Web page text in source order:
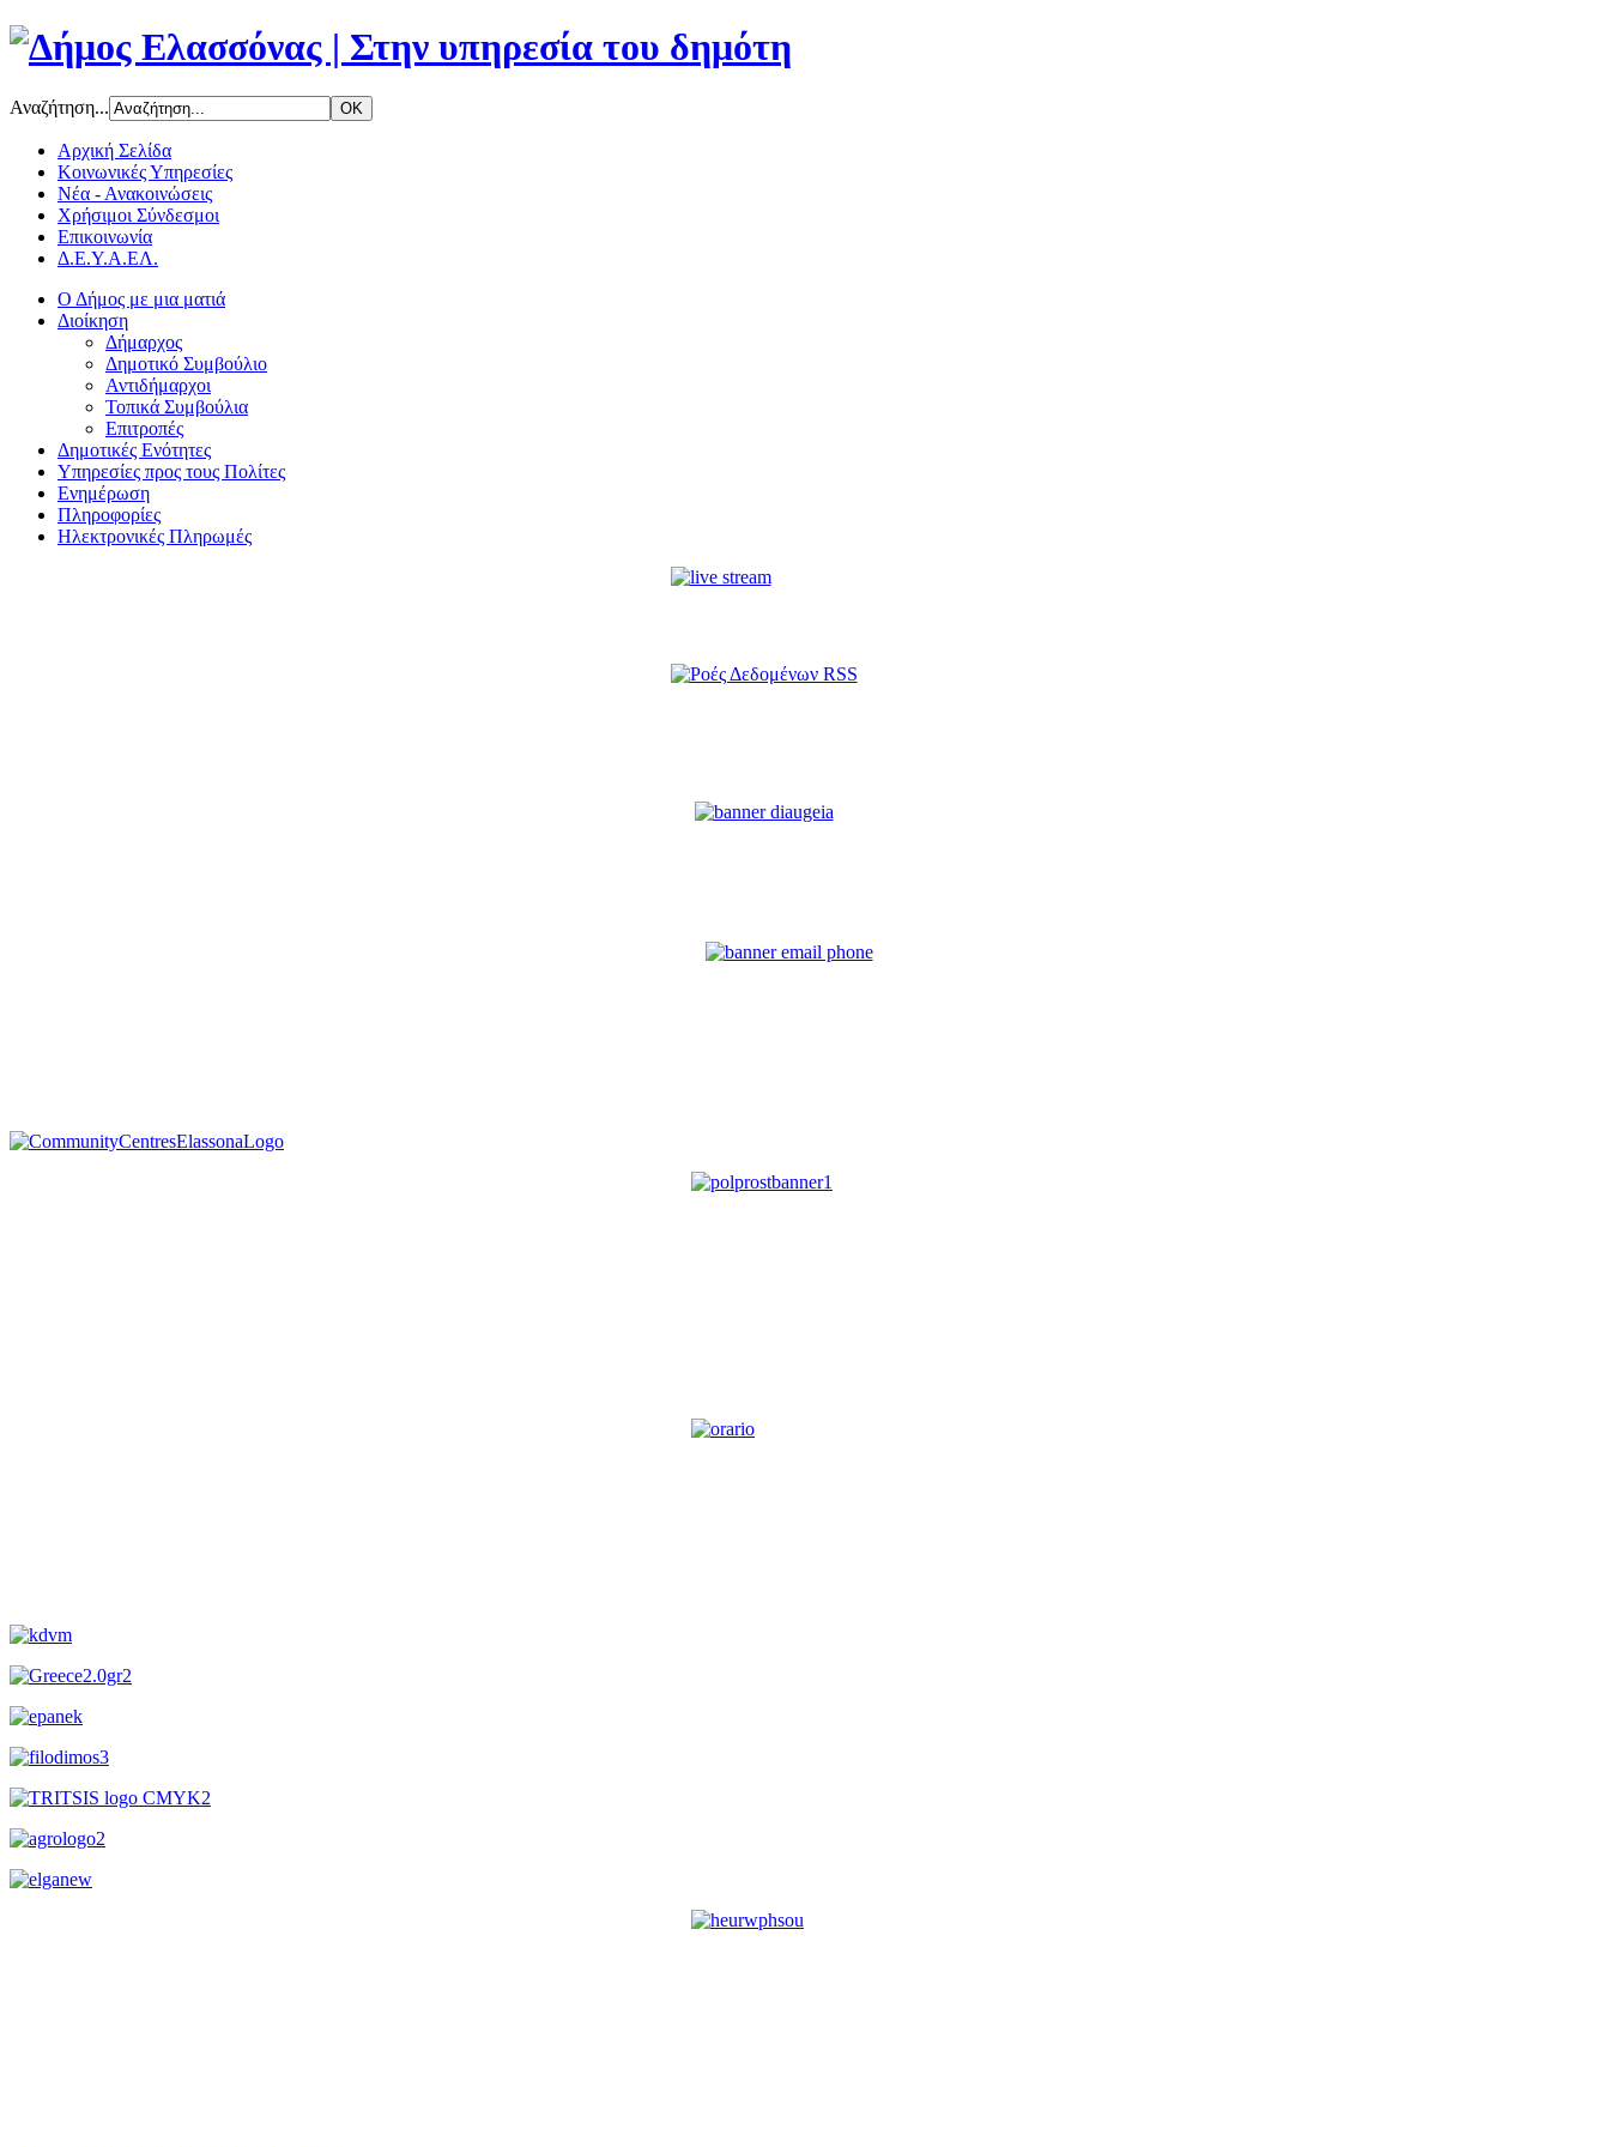
Αναζήτηση...
Αρχική Σελίδα
Κοινωνικές Υπηρεσίες
Νέα - Ανακοινώσεις
Χρήσιμοι Σύνδεσμοι
Επικοινωνία
Δ.Ε.Υ.Α.ΕΛ.
Ο Δήμος με μια ματιά
Διοίκηση
Δήμαρχος
Δημοτικό Συμβούλιο
Αντιδήμαρχοι
Τοπικά Συμβούλια
Επιτροπές
Δημοτικές Ενότητες
Υπηρεσίες προς τους Πολίτες
Ενημέρωση
Πληροφορίες
Ηλεκτρονικές Πληρωμές